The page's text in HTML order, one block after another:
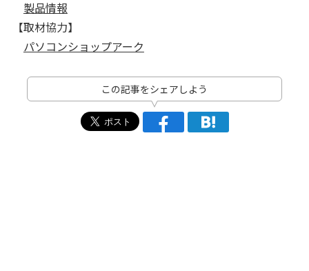
製品情報
【取材協力】
パソコンショップアーク
この記事をシェアしよう